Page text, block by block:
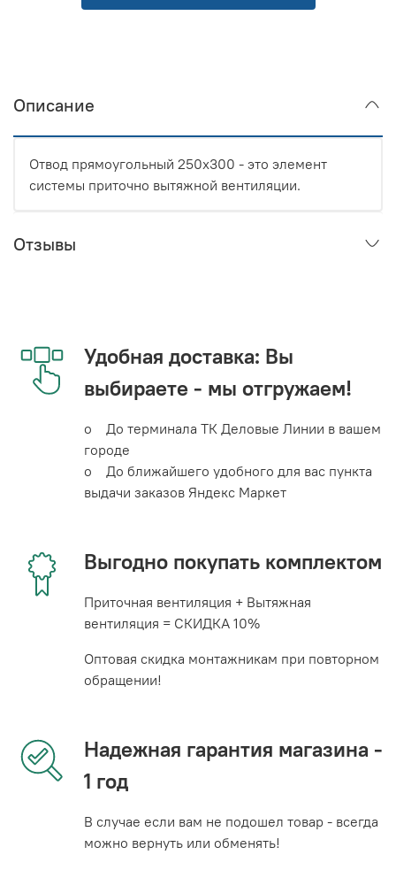
Описание
Отвод прямоугольный 250x300 - это элемент
системы приточно вытяжной вентиляции.
Отзывы
Удобная доставка: Вы
выбираете - мы отгружаем!
o До терминала ТК Деловые Линии в вашем
городе
o До ближайшего удобного для вас пункта
выдачи заказов Яндекс Маркет
Выгодно покупать комплектом
Приточная вентиляция + Вытяжная
вентиляция = СКИДКА 10%
Оптовая скидка монтажникам при повторном
обращении!
Надежная гарантия магазина -
1 год
В случае если вам не подошел товар - всегда
можно вернуть или обменять!